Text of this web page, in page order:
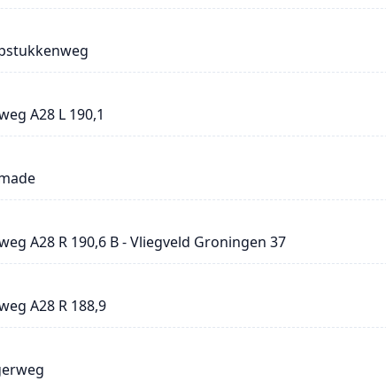
A28 L 190,1
A28 R 190,6 B - Vliegveld Groningen 37
A28 R 188,9